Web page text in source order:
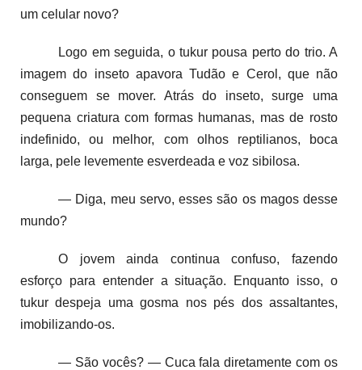
um celular novo?
Logo em seguida, o tukur pousa perto do trio. A
imagem do inseto apavora Tudão e Cerol, que não
conseguem se mover. Atrás do inseto, surge uma
pequena criatura com formas humanas, mas de rosto
indefinido, ou melhor, com olhos reptilianos, boca
larga, pele levemente esverdeada e voz sibilosa.
— Diga, meu servo, esses são os magos desse
mundo?
O jovem ainda continua confuso, fazendo
esforço para entender a situação. Enquanto isso, o
tukur despeja uma gosma nos pés dos assaltantes,
imobilizando-os.
— São vocês? — Cuca fala diretamente com os